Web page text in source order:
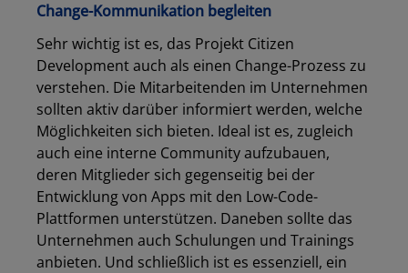
Change-Kommunikation begleiten
Sehr wichtig ist es, das Projekt Citizen
Development auch als einen Change-Prozess zu
verstehen. Die Mitarbeitenden im Unternehmen
sollten aktiv darüber informiert werden, welche
Möglichkeiten sich bieten. Ideal ist es, zugleich
auch eine interne Community aufzubauen,
deren Mitglieder sich gegenseitig bei der
Entwicklung von Apps mit den Low-Code-
Plattformen unterstützen. Daneben sollte das
Unternehmen auch Schulungen und Trainings
anbieten. Und schließlich ist es essenziell, ein